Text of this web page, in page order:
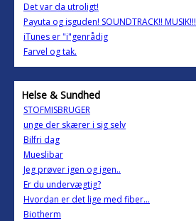
Det var da utroligt!
Payuta og isguden! SOUNDTRACK!! MUSIK!!!
iTunes er "i"genrådig
Farvel og tak.
Helse & Sundhed
STOFMISBRUGER
unge der skærer i sig selv
Bilfri dag
Mueslibar
Jeg prøver igen og igen..
Er du undervægtig?
Hvordan er det lige med fiber...
Biotherm